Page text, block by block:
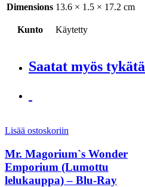
Dimensions 13.6 × 1.5 × 17.2 cm
Kunto Käytetty
Saatat myös tykätä
Lisää ostoskoriin
Mr. Magorium`s Wonder
Emporium (Lumottu
lelukauppa) – Blu-Ray